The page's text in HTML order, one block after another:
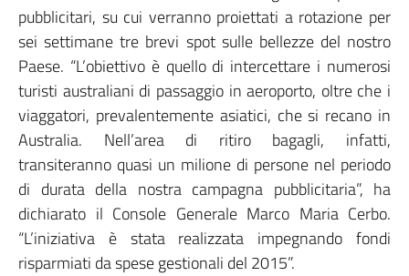
pubblicitari, su cui verranno proiettati a rotazione per
sei settimane tre brevi spot sulle bellezze del nostro
Paese. “L’obiettivo è quello di intercettare i numerosi
turisti australiani di passaggio in aeroporto, oltre che i
viaggatori, prevalentemente asiatici, che si recano in
Australia. Nell’area di ritiro bagagli, infatti,
transiteranno quasi un milione di persone nel periodo
di durata della nostra campagna pubblicitaria”, ha
dichiarato il Console Generale Marco Maria Cerbo.
“L’iniziativa è stata realizzata impegnando fondi
risparmiati da spese gestionali del 2015”.